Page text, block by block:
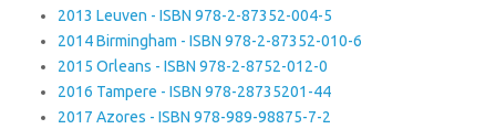
2013 Leuven - ISBN 978-2-87352-004-5
2014 Birmingham - ISBN 978-2-87352-010-6
2015 Orleans - ISBN 978-2-8752-012-0
2016 Tampere - ISBN 978-28735201-44
2017 Azores - ISBN 978-989-98875-7-2